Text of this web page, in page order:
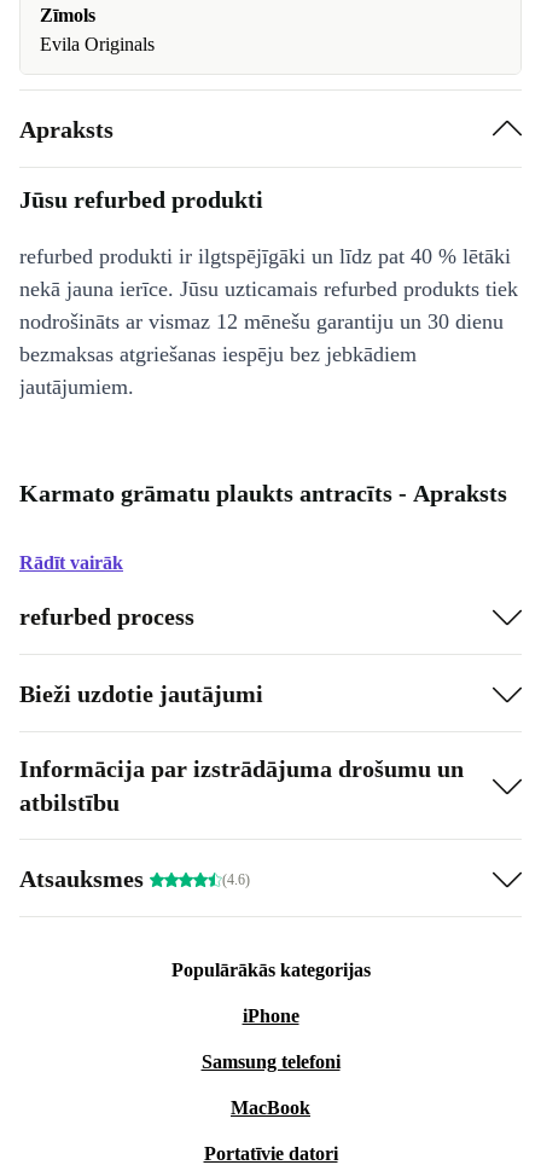
Zīmols
Evila Originals
Apraksts
Jūsu refurbed produkti
refurbed produkti ir ilgtspējīgāki un līdz pat 40 % lētāki
nekā jauna ierīce. Jūsu uzticamais refurbed produkts tiek
nodrošināts ar vismaz 12 mēnešu garantiju un 30 dienu
bezmaksas atgriešanas iespēju bez jebkādiem
jautājumiem.
Karmato grāmatu plaukts antracīts - Apraksts
Rādīt vairāk
refurbed process
Bieži uzdotie jautājumi
Informācija par izstrādājuma drošumu un
atbilstību
Atsauksmes (4.6)
Populārākās kategorijas
iPhone
Samsung telefoni
MacBook
Portatīvie datori